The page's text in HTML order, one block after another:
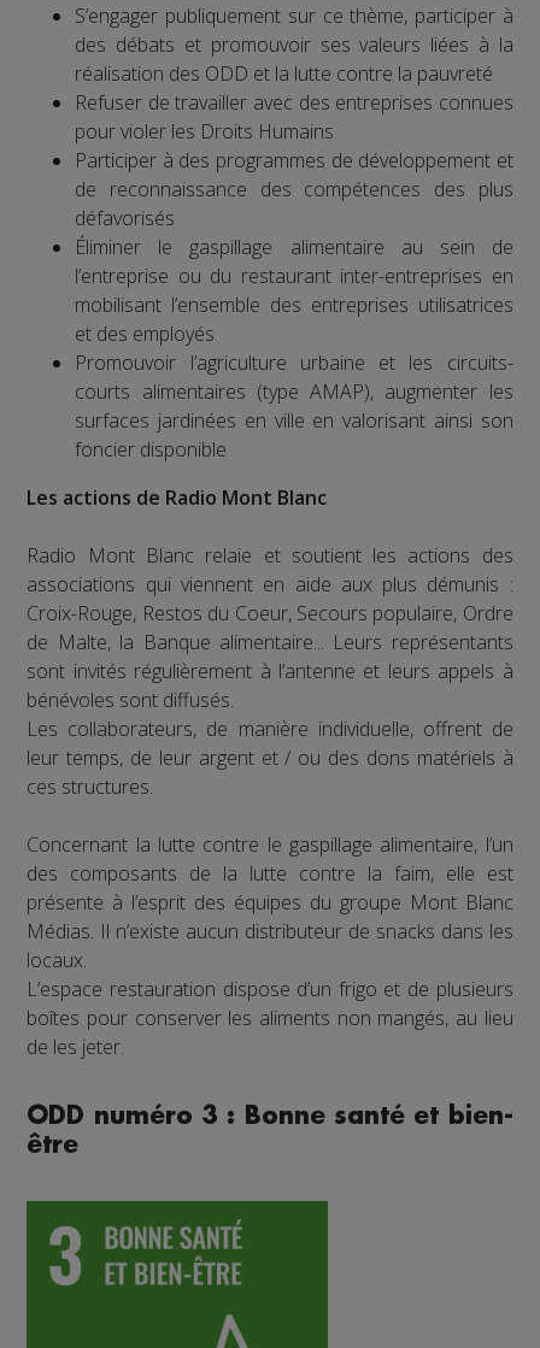
S’engager publiquement sur ce thème, participer à
des débats et promouvoir ses valeurs liées à la
réalisation des ODD et la lutte contre la pauvreté
Refuser de travailler avec des entreprises connues
pour violer les Droits Humains
Participer à des programmes de développement et
de reconnaissance des compétences des plus
défavorisés
Éliminer le gaspillage alimentaire au sein de
l’entreprise ou du restaurant inter-entreprises en
mobilisant l’ensemble des entreprises utilisatrices
et des employés
Promouvoir l’agriculture urbaine et les circuits-
courts alimentaires (type AMAP), augmenter les
surfaces jardinées en ville en valorisant ainsi son
foncier disponible
Les actions de Radio Mont Blanc
Radio Mont Blanc relaie et soutient les actions des
associations qui viennent en aide aux plus démunis :
Croix-Rouge, Restos du Coeur, Secours populaire, Ordre
de Malte, la Banque alimentaire... Leurs représentants
sont invités régulièrement à l’antenne et leurs appels à
bénévoles sont diffusés.
Les collaborateurs, de manière individuelle, offrent de
leur temps, de leur argent et / ou des dons matériels à
ces structures.
Concernant la lutte contre le gaspillage alimentaire, l’un
des composants de la lutte contre la faim, elle est
présente à l’esprit des équipes du groupe Mont Blanc
Médias. Il n’existe aucun distributeur de snacks dans les
locaux.
L’espace restauration dispose d’un frigo et de plusieurs
boîtes pour conserver les aliments non mangés, au lieu
de les jeter.
ODD numéro 3 : Bonne santé et bien-
être